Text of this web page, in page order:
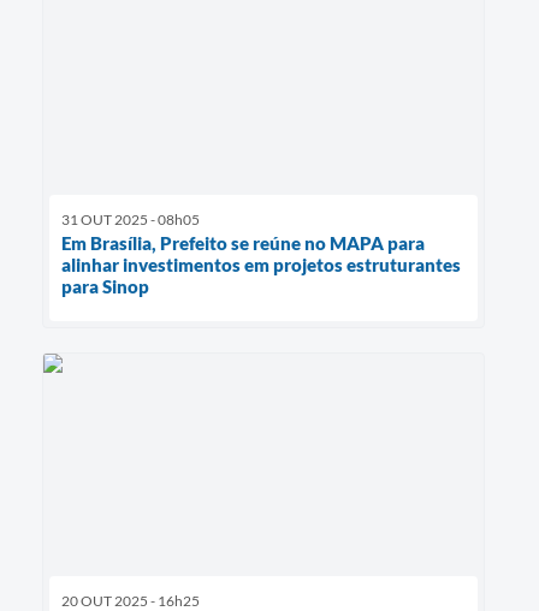
31 OUT 2025 - 08h05
Em Brasília, Prefeito se reúne no MAPA para
alinhar investimentos em projetos estruturantes
para Sinop
20 OUT 2025 - 16h25